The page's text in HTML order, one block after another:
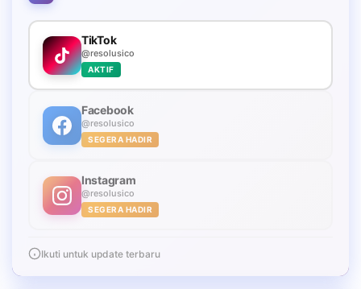
TikTok
@resolusico
AKTIF
Facebook
@resolusico
SEGERA HADIR
Instagram
@resolusico
SEGERA HADIR
Ikuti untuk update terbaru